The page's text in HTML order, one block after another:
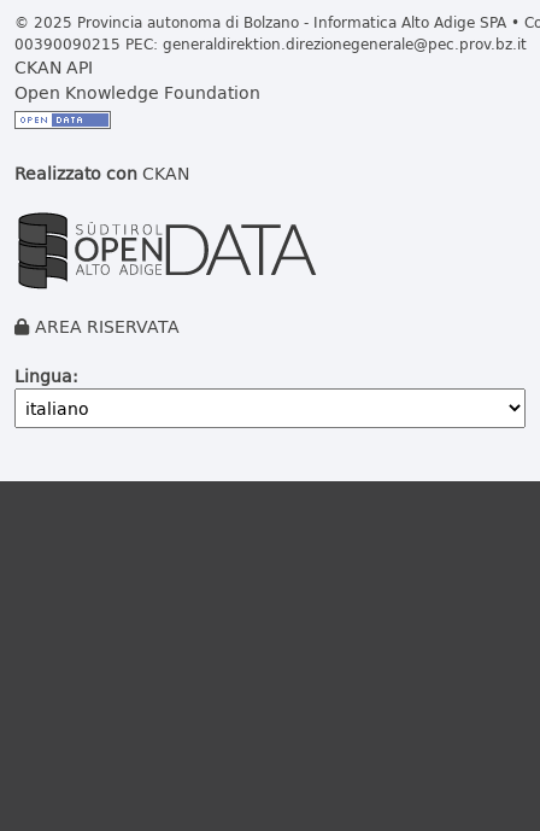
© 2025 Provincia autonoma di Bolzano - Informatica Alto Adige SPA •
00390090215 PEC: generaldirektion.direzionegenerale@pec.prov.bz.it
CKAN API
Open Knowledge Foundation
Realizzato conCKAN
AREA RISERVATA
Lingua